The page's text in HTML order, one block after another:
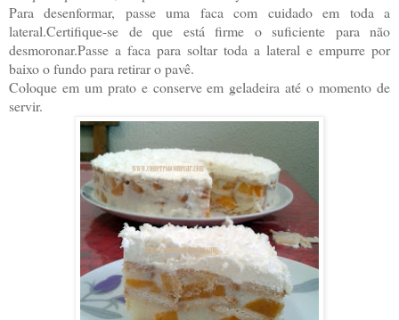
Para desenformar, passe uma faca com cuidado em toda a
lateral.Certifique-se de que está firme o suficiente para não
desmoronar.Passe a faca para soltar toda a lateral e empurre por
baixo o fundo para retirar o pavê.
Coloque em um prato e conserve em geladeira até o momento de
servir.